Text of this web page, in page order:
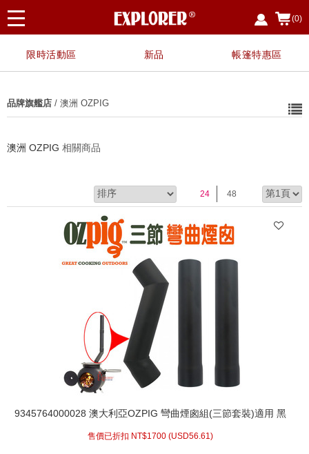
(0)
限時活動區 新品 帳篷特惠區
品牌旗艦店 / 澳洲 OZPIG
澳洲 OZPIG 相關商品
24 48
9345764000028 澳大利亞OZPIG 彎曲煙囪組(三節套裝)適用 黑
售價已折扣 NT$1700 (USD56.61)